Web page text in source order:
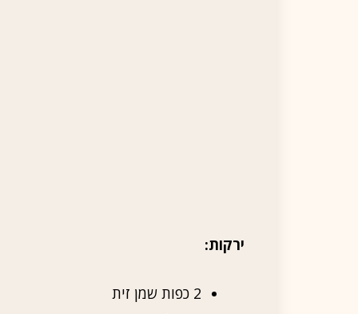
ירקות:
2 כפות שמן זית